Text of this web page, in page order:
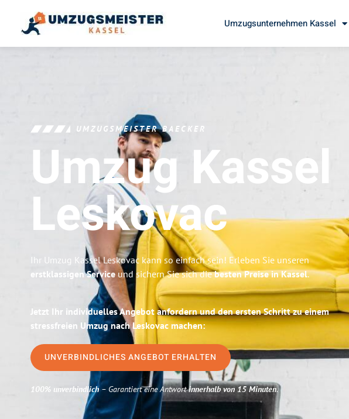
Umzugsunternehmen Kassel
UMZUGSMEISTER BAECKER
Umzug Kassel
Leskovac
Ihr Umzug Kassel Leskovac kann so einfach sein! Erleben Sie unseren
erstklassigen Service und sichern Sie sich diebesten Preise in Kassel.
Jetzt Ihr individuelles Angebot anfordern und den ersten Schritt zu einem
stressfreien Umzug nach Leskovac machen:
UNVERBINDLICHES ANGEBOT ERHALTEN
100% unverbindlich– Garantiert eine Antwortinnerhalb von 15 Minuten.